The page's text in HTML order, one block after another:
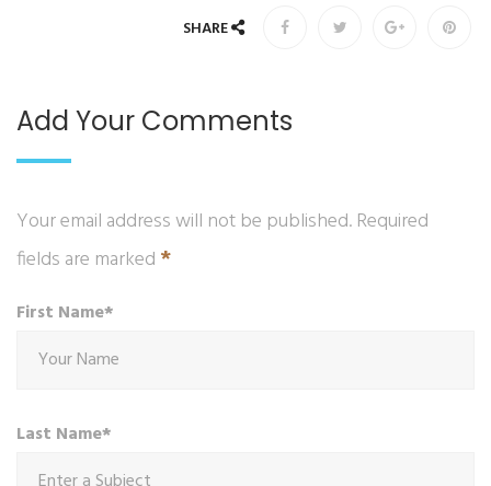
SHARE
Add Your Comments
Your email address will not be published. Required
fields are marked *
First Name*
Last Name*